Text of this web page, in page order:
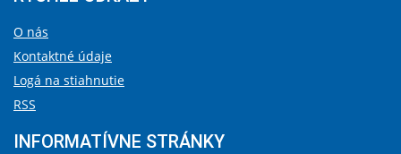
O nás
Kontaktné údaje
Logá na stiahnutie
RSS
INFORMATÍVNE STRÁNKY